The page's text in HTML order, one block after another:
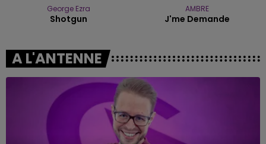
George Ezra
Shotgun
AMBRE
J'me Demande
A L'ANTENNE